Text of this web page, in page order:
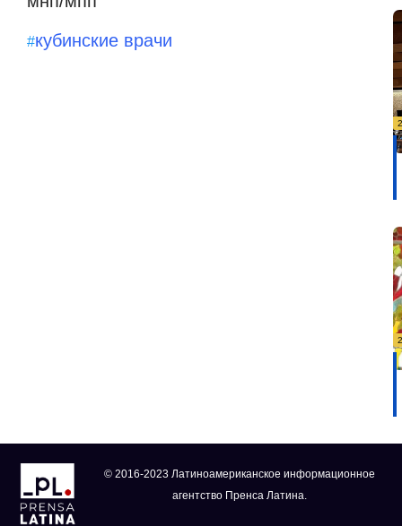
#кубинские врачи
© 2016-2023 Латиноамериканское информационное
агентство Пренса Латина.